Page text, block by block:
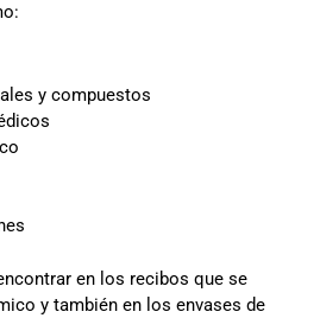
y compuestos
en los recibos que se
y también en los envases de